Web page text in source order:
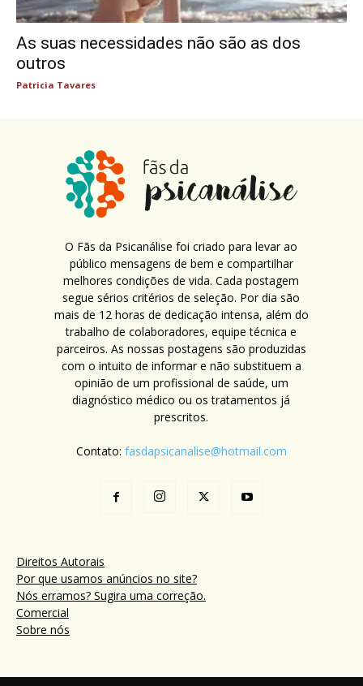
As suas necessidades não são as dos
outros
Patricia Tavares
O Fãs da Psicanálise foi criado para levar ao
público mensagens de bem e compartilhar
melhores condições de vida. Cada postagem
segue sérios critérios de seleção. Por dia são
mais de 12 horas de dedicação intensa, além do
trabalho de colaboradores, equipe técnica e
parceiros. As nossas postagens são produzidas
com o intuito de informar e não substituem a
opinião de um profissional de saúde, um
diagnóstico médico ou os tratamentos já
prescritos.
Contato: fasdapsicanalise@hotmail.com
Direitos Autorais
Por que usamos anúncios no site?
Nós erramos? Sugira uma correção.
Comercial
Sobre nós